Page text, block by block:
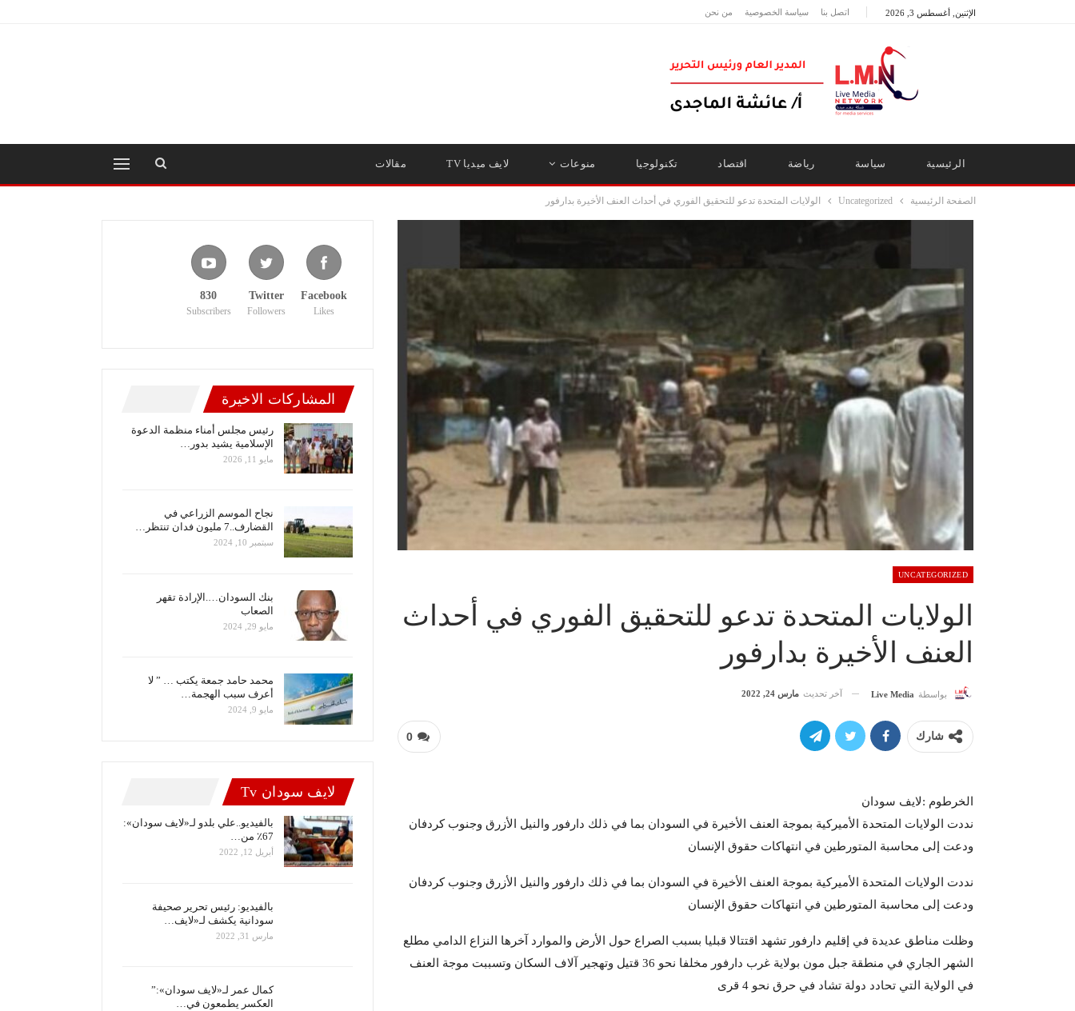
الإثنين, أغسطس 3, 2026 اتصل بنا سياسة الخصوصية من نحن
الرئيسية سياسة رياضة اقتصاد تكنولوجيا منوعات لايف ميديا TV مقالات
الصفحة الرئيسية Uncategorized الولايات المتحدة تدعو للتحقيق الفوري في أحداث العنف الأخيرة بدارفور
UNCATEGORIZED
الولايات المتحدة تدعو للتحقيق الفوري في أحداث
العنف الأخيرة بدارفور
بواسطة Live Media آخر تحديث مارس 24, 2022
0 شارك
الخرطوم :لايف سودان
نددت الولايات المتحدة الأميركية بموجة العنف الأخيرة في السودان بما في ذلك دارفور والنيل الأزرق وجنوب كردفان
ودعت إلى محاسبة المتورطين في انتهاكات حقوق الإنسان
نددت الولايات المتحدة الأميركية بموجة العنف الأخيرة في السودان بما في ذلك دارفور والنيل الأزرق وجنوب كردفان
ودعت إلى محاسبة المتورطين في انتهاكات حقوق الإنسان
وظلت مناطق عديدة في إقليم دارفور تشهد اقتتالا قبليا بسبب الصراع حول الأرض والموارد آخرها النزاع الدامي مطلع
الشهر الجاري في منطقة جبل مون بولاية غرب دارفور مخلفا نحو 36 قتيل وتهجير آلاف السكان وتسببت موجة العنف
في الولاية التي تحادد دولة تشاد في حرق نحو 4 قرى
Facebook
Likes
Twitter
Followers
830
Subscribers
المشاركات الاخيرة
رئيس مجلس أمناء منظمة الدعوة
الإسلامية يشيد بدور…
مايو 11, 2026
نجاح الموسم الزراعي في
القضارف..7 مليون فدان تنتظر…
سبتمبر 10, 2024
بنك السودان….الإرادة تقهر
الصعاب
مايو 29, 2024
محمد حامد جمعة يكتب … ” لا
أعرف سبب الهجمة…
مايو 9, 2024
لايف سودان Tv
بالفيديو..علي بلدو لـ«لايف سودان»:
67٪ من…
أبريل 12, 2022
بالفيديو: رئيس تحرير صحيفة
سودانية يكشف لـ«لايف…
مارس 31, 2022
كمال عمر لـ«لايف سودان»:”
العكسر يطمعون في…